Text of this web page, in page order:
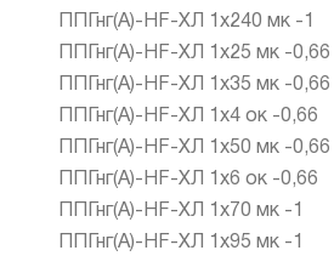
ППГнг(А)-HF-ХЛ 1х240 мк -1
ППГнг(А)-HF-ХЛ 1х25 мк -0,66
ППГнг(А)-HF-ХЛ 1х35 мк -0,66
ППГнг(А)-HF-ХЛ 1х4 ок -0,66
ППГнг(А)-HF-ХЛ 1х50 мк -0,66
ППГнг(А)-HF-ХЛ 1х6 ок -0,66
ППГнг(А)-HF-ХЛ 1х70 мк -1
ППГнг(А)-HF-ХЛ 1х95 мк -1